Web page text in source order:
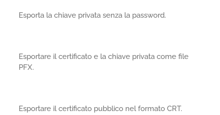
Esporta la chiave privata senza la password.
Esportare il certificato e la chiave privata come file
PFX.
Esportare il certificato pubblico nel formato CRT.